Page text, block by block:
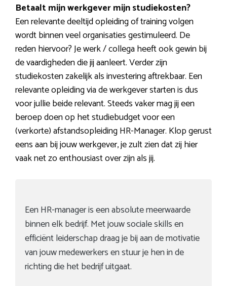
Betaalt mijn werkgever mijn studiekosten?
Een relevante deeltijd opleiding of training volgen
wordt binnen veel organisaties gestimuleerd. De
reden hiervoor? Je werk / collega heeft ook gewin bij
de vaardigheden die jij aanleert. Verder zijn
studiekosten zakelijk als investering aftrekbaar. Een
relevante opleiding via de werkgever starten is dus
voor jullie beide relevant. Steeds vaker mag jij een
beroep doen op het studiebudget voor een
(verkorte) afstandsopleiding HR-Manager. Klop gerust
eens aan bij jouw werkgever, je zult zien dat zij hier
vaak net zo enthousiast over zijn als jij.
Een HR-manager is een absolute meerwaarde
binnen elk bedrijf. Met jouw sociale skills en
efficiënt leiderschap draag je bij aan de motivatie
van jouw medewerkers en stuur je hen in de
richting die het bedrijf uitgaat.